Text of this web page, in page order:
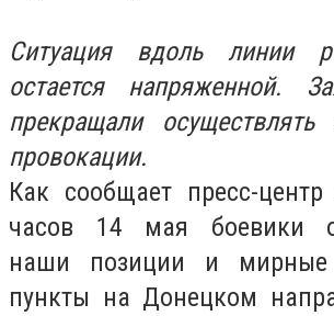
Ситуация вдоль линии
остается напряженной.
прекращали осуществлять
провокации.
Как сообщает пресс-
часов 14 мая боевики
наши позиции и мирные
пункты на Донецком